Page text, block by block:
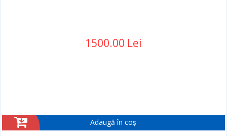
1500.00 Lei
Adaugă în coș